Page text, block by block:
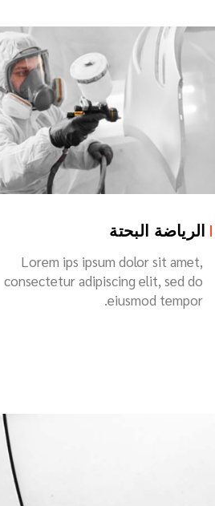
الديناميكية الهوائية
Lorem ips ipsum dolor sit amet,
consectetur adipiscing elit, sed do
eiusmod tempor.